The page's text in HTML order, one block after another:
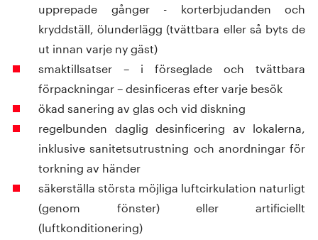
upprepade gånger - korterbjudanden och
kryddställ, ölunderlägg (tvättbara eller så byts de
ut innan varje ny gäst)
smaktillsatser – i förseglade och tvättbara
förpackningar – desinficeras efter varje besök
ökad sanering av glas och vid diskning
regelbunden daglig desinficering av lokalerna,
inklusive sanitetsutrustning och anordningar för
torkning av händer
säkerställa största möjliga luftcirkulation naturligt
(genom fönster) eller artificiellt
(luftkonditionering)